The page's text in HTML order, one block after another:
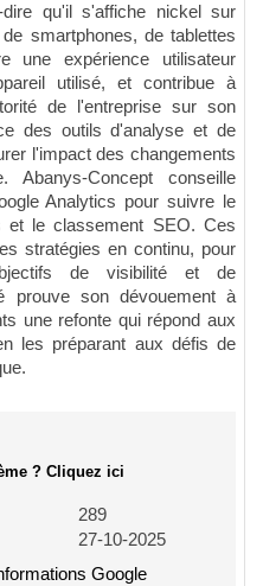
qu'il s'affiche nickel sur
smartphones, de tablettes
une expérience utilisateur
utilisé, et contribue à
de l'entreprise sur son
des outils d'analyse et de
l'impact des changements
Concept conseille
Analytics pour suivre le
et le classement SEO. Ces
stratégies en continu, pour
de visibilité et de
prouve son dévouement à
une refonte qui répond aux
les préparant aux défis de
? Cliquez ici
289
27-10-2025
Google